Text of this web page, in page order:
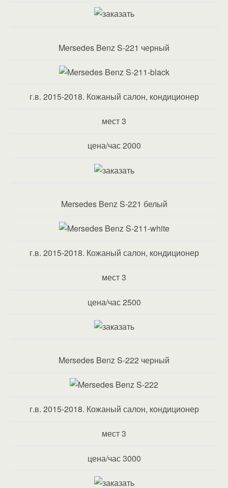
Mersedes Benz S-221 черный
г.в. 2015-2018. Кожаный салон, кондиционер
мест 3
цена/час 2000
Mersedes Benz S-221 белый
г.в. 2015-2018. Кожаный салон, кондиционер
мест 3
цена/час 2500
Mersedes Benz S-222 черный
г.в. 2015-2018. Кожаный салон, кондиционер
мест 3
цена/час 3000